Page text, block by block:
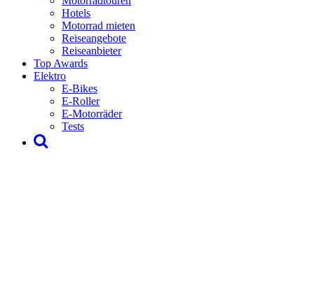
Hotels
Motorrad mieten
Reiseangebote
Reiseanbieter
Top Awards
Elektro
E-Bikes
E-Roller
E-Motorräder
Tests